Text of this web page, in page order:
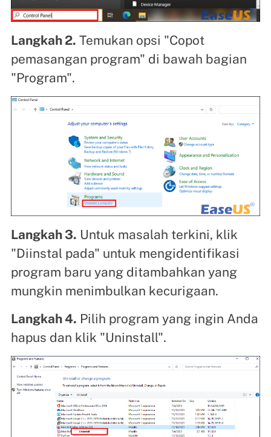
Langkah 2. Temukan opsi "Copot
pemasangan program" di bawah bagian
"Program".
Langkah 3. Untuk masalah terkini, klik
"Diinstal pada" untuk mengidentifikasi
program baru yang ditambahkan yang
mungkin menimbulkan kecurigaan.
Langkah 4. Pilih program yang ingin Anda
hapus dan klik "Uninstall".